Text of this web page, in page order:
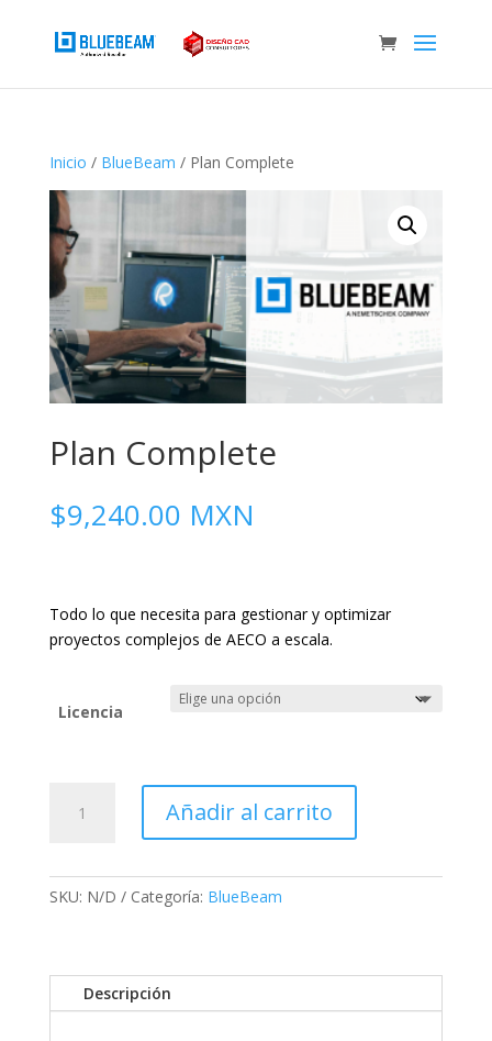
Inicio / BlueBeam / Plan Complete
Plan Complete
$9,240.00 MXN
Todo lo que necesita para gestionar y optimizar
proyectos complejos de AECO a escala.
Licencia
Complete
Añadir al carrito
SKU: N/D Categoría: BlueBeam
Descripción